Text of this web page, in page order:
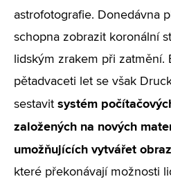
astrofotografie. Donedávna
schopna zobrazit koronální
lidským zrakem při zatmění.
pětadvaceti let se však
sestavit systém
založených na nových
umožňujících vytvářet
které překonávají možnosti